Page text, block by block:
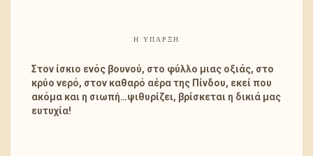
Η ΎΠΑΡΞΗ
Στον ίσκιο ενός βουνού, στο φύλλο μιας οξιάς, στο
κρύο νερό, στον καθαρό αέρα της Πίνδου, εκεί που
ακόμα και η σιωπή…ψιθυρίζει, βρίσκεται η δικιά μας
ευτυχία!